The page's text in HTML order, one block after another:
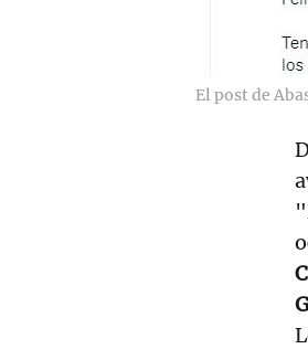
El post de